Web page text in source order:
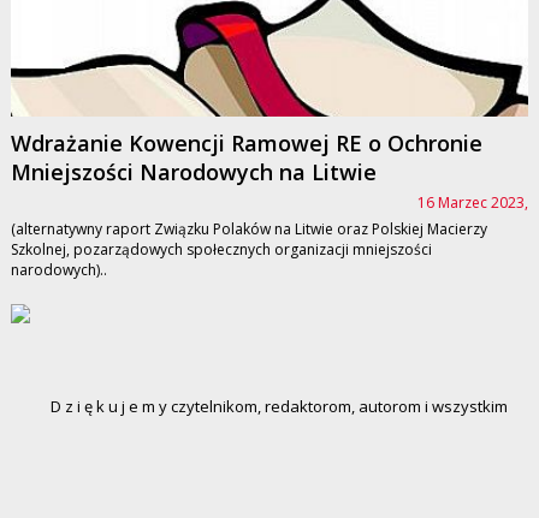
Wdrażanie Kowencji Ramowej RE o Ochronie
Mniejszości Narodowych na Litwie
16 Marzec 2023,
(alternatywny raport Związku Polaków na Litwie oraz Polskiej Macierzy
Szkolnej, pozarządowych społecznych organizacji mniejszości
narodowych)..